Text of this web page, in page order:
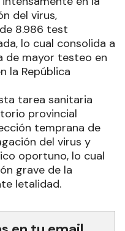
del virus,
8.986 test
lo cual consolida a
de mayor testeo en
la República
tarea sanitaria
provincial
temprana de
del virus y
oportuno, lo cual
grave de la
letalidad.